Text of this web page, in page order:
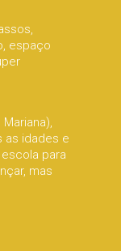
espaço
as idades e
para
mas